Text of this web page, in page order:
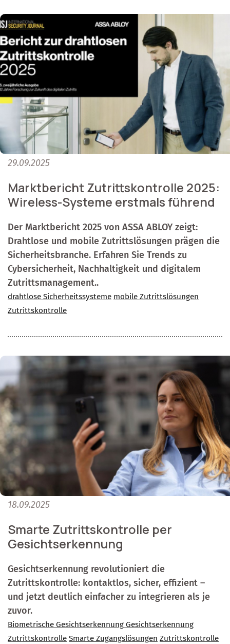
29.09.2025
Marktbericht Zutrittskontrolle 2025:
Wireless-Systeme erstmals führend
Der Marktbericht 2025 von ASSA ABLOY zeigt:
Drahtlose und mobile Zutrittslösungen prägen die
Sicherheitsbranche. Erfahren Sie Trends zu
Cybersicherheit, Nachhaltigkeit und digitalem
Zutrittsmanagement..
drahtlose Sicherheitssysteme mobile Zutrittslösungen
Zutrittskontrolle
18.09.2025
Smarte Zutrittskontrolle per
Gesichtserkennung
Gesichtserkennung revolutioniert die
Zutrittskontrolle: kontaktlos, sicher, effizient –
und jetzt deutlich einfacher zu integrieren als je
zuvor.
Biometrische Gesichtserkennung Gesichtserkennung
Zutrittskontrolle Smarte Zugangslösungen Zutrittskontrolle